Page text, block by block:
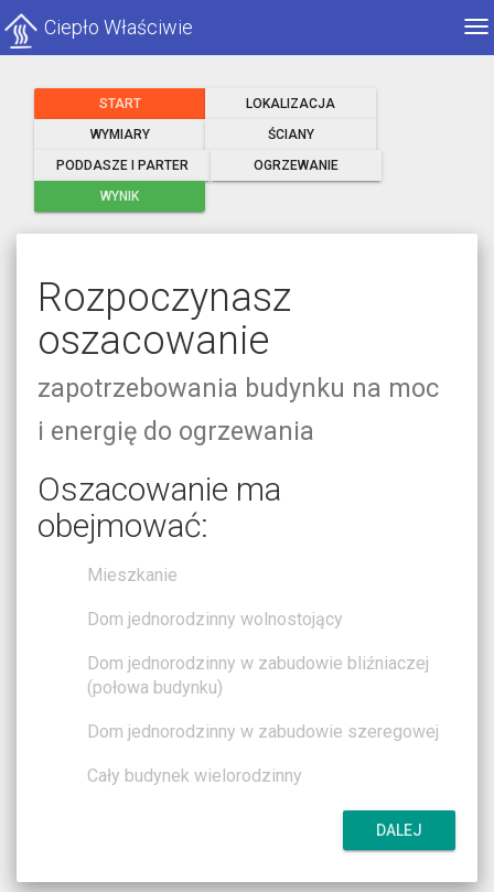
Ciepło Właściwie
START
LOKALIZACJA
WYMIARY
ŚCIANY
PODDASZE I PARTER
OGRZEWANIE
WYNIK
Rozpoczynasz
oszacowanie
zapotrzebowania budynku na moc
i energię do ogrzewania
Oszacowanie ma
obejmować:
Mieszkanie
Dom jednorodzinny wolnostojący
Dom jednorodzinny w zabudowie bliźniaczej
(połowa budynku)
Dom jednorodzinny w zabudowie szeregowej
Cały budynek wielorodzinny
DALEJ